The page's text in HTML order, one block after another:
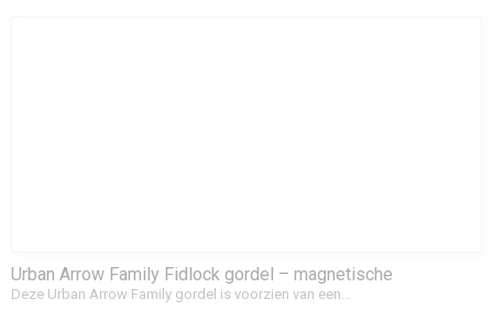
Urban Arrow Family Fidlock gordel – magnetische
veiligheidsgordel
Deze Urban Arrow Family gordel is voorzien van een…